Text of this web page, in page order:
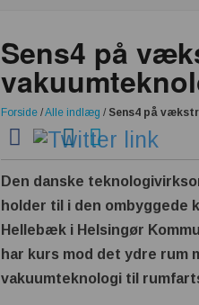
Sens4 på
Forside /Alle indlæg / Sens4 på
Den danske
holder til i den ombyggede
Hellebæk i Helsingør
har kurs mod det ydre rum
vakuumteknologi til